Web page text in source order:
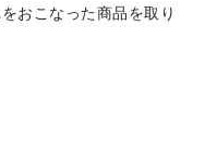
おこなった商品を取り